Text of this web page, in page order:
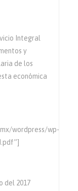
Integral
y
de los
económica
wordpress/wp-
del 2017